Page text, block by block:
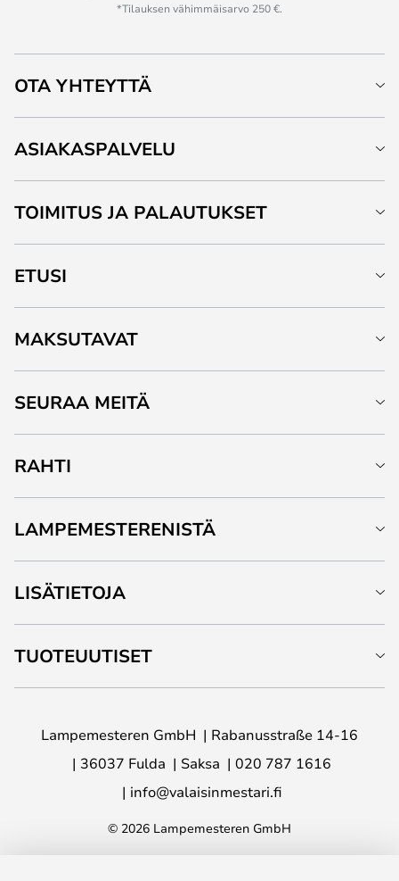
*Tilauksen vähimmäisarvo 250 €.
OTA YHTEYTTÄ
ASIAKASPALVELU
TOIMITUS JA PALAUTUKSET
ETUSI
MAKSUTAVAT
SEURAA MEITÄ
RAHTI
LAMPEMESTERENISTÄ
LISÄTIETOJA
TUOTEUUTISET
Lampemesteren GmbH
Rabanusstraße 14-16
36037 Fulda
Saksa
020 787 1616
info@valaisinmestari.fi
© 2026 Lampemesteren GmbH